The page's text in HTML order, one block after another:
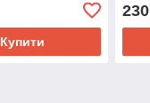
Купити
230